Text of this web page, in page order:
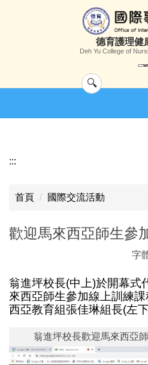
德育護理健
Deh Yu College of
:::
首頁 國際交流活動
歡迎馬來西亞師生參
字
翁進坪校長(中上)於開幕式
來西亞師生參加線上訓練
西亞教育組張佳琳組長(左下
翁進坪校長歡迎馬來西亞